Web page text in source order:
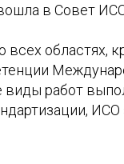
в Совет
всех областях,
виды работ
ИСО